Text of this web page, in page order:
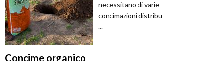
necessitano di varie
concimazioni distribu
...
Concime organico